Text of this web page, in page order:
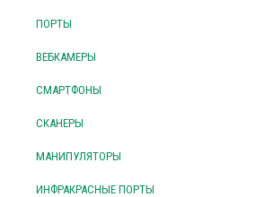
ПОРТЫ
ВЕБКАМЕРЫ
СМАРТФОНЫ
СКАНЕРЫ
МАНИПУЛЯТОРЫ
ИНФРАКРАСНЫЕ ПОРТЫ